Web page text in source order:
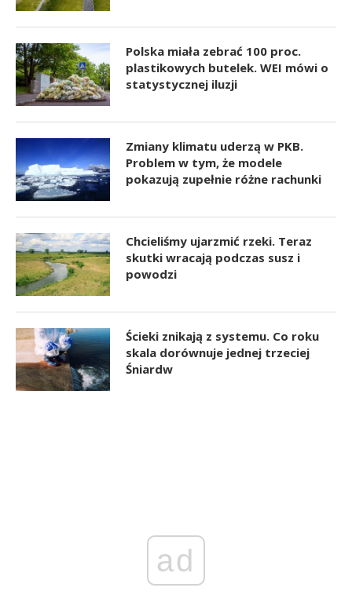
Polska miała zebrać 100 proc.
plastikowych butelek. WEI mówi o
statystycznej iluzji
Zmiany klimatu uderzą w PKB.
Problem w tym, że modele
pokazują zupełnie różne rachunki
Chcieliśmy ujarzmić rzeki. Teraz
skutki wracają podczas susz i
powodzi
Ścieki znikają z systemu. Co roku
skala dorównuje jednej trzeciej
Śniardw
ad